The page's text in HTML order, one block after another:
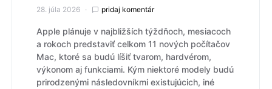
28. júla 2026 pridaj komentár
Apple plánuje v najbližších týždňoch, mesiacoch
a rokoch predstaviť celkom 11 nových počítačov
Mac, ktoré sa budú líšiť tvarom, hardvérom,
výkonom aj funkciami. Kým niektoré modely budú
prirodzenými následovníkmi existujúcich, iné